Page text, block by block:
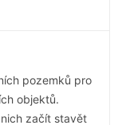
pozemků pro
objektů.
začít stavět